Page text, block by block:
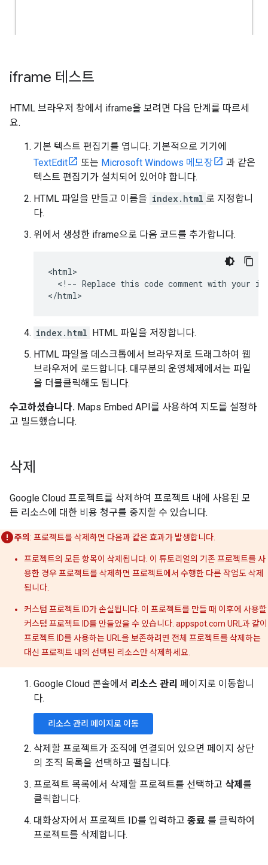
iframe 테스트
HTML 브라우저 창에서 iframe을 보려면 다음 단계를 따르세
요.
기본 텍스트 편집기를 엽니다. 기본적으로 기기에
TextEdit
또는 Microsoft Windows 메모장
과 같은
텍스트 편집기가 설치되어 있어야 합니다.
HTML 파일을 만들고 이름을 index.html 로 지정합니
다.
위에서 생성한 iframe으로 다음 코드를 추가합니다.
<html>
<!-- Replace this code comment with your
index.html HTML 파일을 저장합니다.
HTML 파일을 데스크톱에서 브라우저로 드래그하여 웹
브라우저에 로드합니다. 대부분의 운영체제에서는 파일
을 더블클릭해도 됩니다.
수고하셨습니다. Maps Embed API를 사용하여 지도를 설정하
고 빌드했습니다.
삭제
Google Cloud 프로젝트를 삭제하여 프로젝트 내에 사용된 모
든 리소스에 대한 비용 청구를 중지할 수 있습니다.
주의 : 프로젝트를 삭제하면 다음과 같은 효과가 발생합니다.
프로젝트의 모든 항목이 삭제됩니다. 이 튜토리얼의 기존 프로젝트를 사
용한 경우 프로젝트를 삭제하면 프로젝트에서 수행한 다른 작업도 삭제
됩니다.
커스텀 프로젝트 ID가 손실됩니다. 이 프로젝트를 만들 때 이후에 사용할
커스텀 프로젝트 ID를 만들었을 수 있습니다. appspot.com URL과 같이
프로젝트 ID를 사용하는 URL을 보존하려면 전체 프로젝트를 삭제하는
대신 프로젝트 내의 선택된 리소스만 삭제하세요.
Google Cloud 콘솔에서 리소스 관리 페이지로 이동합니
다.
리소스 관리 페이지로 이동
삭제할 프로젝트가 조직에 연결되어 있으면 페이지 상단
의 조직 목록을 선택하고 펼칩니다.
프로젝트 목록에서 삭제할 프로젝트를 선택하고 삭제 를
클릭합니다.
대화상자에서 프로젝트 ID를 입력하고 종료 를 클릭하여
프로젝트를 삭제합니다.